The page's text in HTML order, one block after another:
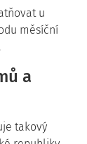
u
měsíční
a
takový